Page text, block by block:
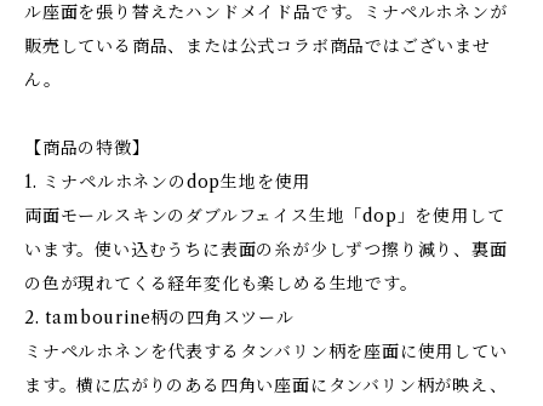
ル座面を張り替えたハンドメイド品です。ミナペルホネンが
販売している商品、または公式コラボ商品ではございませ
ん。
【商品の特徴】
1. ミナペルホネンのdop生地を使用
両面モールスキンのダブルフェイス生地「dop」を使用して
います。使い込むうちに表面の糸が少しずつ擦り減り、裏面
の色が現れてくる経年変化も楽しめる生地です。
2. tambourine柄の四角スツール
ミナペルホネンを代表するタンバリン柄を座面に使用してい
ます。横に広がりのある四角い座面にタンバリン柄が映え、